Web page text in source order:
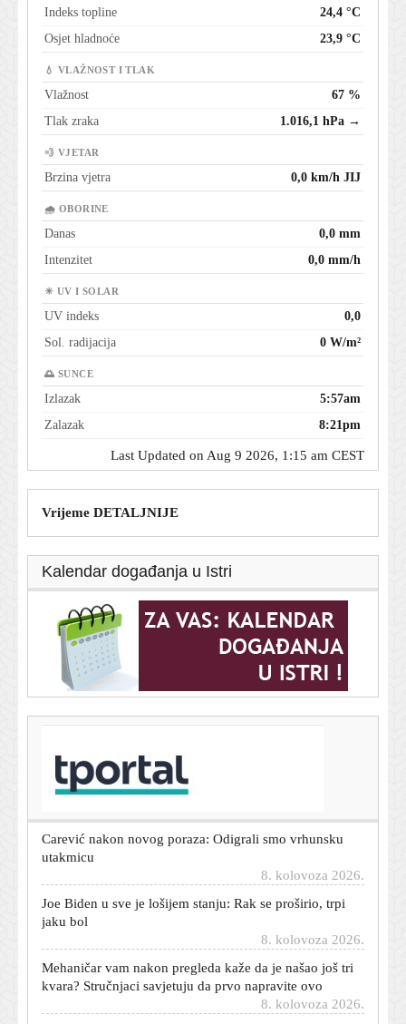
Indeks topline
24,4 °C
Osjet hladnoće
23,9 °C
💧 VLAŽNOST I TLAK
Vlažnost
67 %
Tlak zraka
1.016,1 hPa →
💨 VJETAR
Brzina vjetra 0,0 km/h JIJ
🌧 OBORINE
Danas
0,0 mm
Intenzitet
0,0 mm/h
☀ UV I SOLAR
UV indeks
0,0
Sol. radijacija
0 W/m²
🌅 SUNCE
Izlazak
5:57am
Zalazak
8:21pm
Last Updated on Aug 9 2026, 1:15 am CEST
Vrijeme DETALJNIJE
Kalendar događanja u Istri
Dnevni horoskop za 9. kolovoza 2026. - što vam
zvijezde danas donose
Carević nakon novog poraza: Odigrali smo vrhunsku
utakmicu
Joe Biden u sve je lošijem stanju: Rak se proširio, trpi
jaku bol
Mehaničar vam nakon pregleda kaže da je našao još tri
kvara? Stručnjaci savjetuju da prvo napravite ovo
8. kolovoza 2026.
Gospin dolac 'grmi': Thompsonov povratnički spektakl